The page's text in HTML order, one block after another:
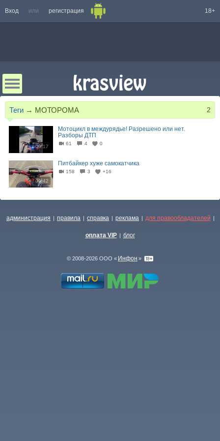
Вход или регистрация 18+
Теги → МОТОРОМА 2
09:17
Мотоцикл в междурядье! Разрешено или нет.
Разборы ДТП
61 4 0
09:42
Питбайкер хуже самокатчика
158 3 +16
администрация | правила | справка | реклама | для правообладателей |
оплата VIP | блог
© 2008-2026 ООО « Инфон »